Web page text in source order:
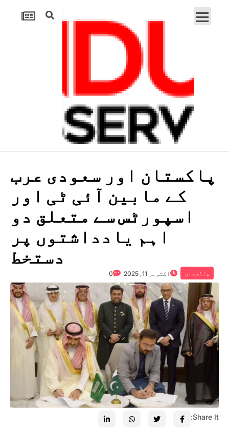
پاکستان اور سعودی عرب
کے مابین آئی ٹی اور
اسپورٹس سے متعلق دو
اہم یادداشتوں پر
دستخط
پاکستان اکتوبر 11, 2025 0
Share It: